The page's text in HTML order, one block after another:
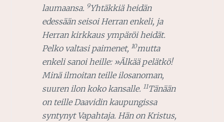
laumaansa. 9Yhtäkkiä heidän
edessään seisoi Herran enkeli, ja
Herran kirkkaus ympäröi heidät.
Pelko valtasi paimenet, 10mutta
enkeli sanoi heille: »Älkää pelätkö!
Minä ilmoitan teille ilosanoman,
suuren ilon koko kansalle. 11Tänään
on teille Daavidin kaupungissa
syntynyt Vapahtaja. Hän on Kristus,